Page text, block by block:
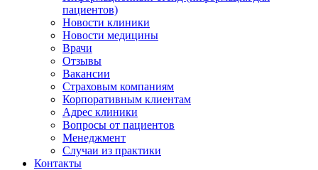
пациентов)
Новости клиники
Новости медицины
Врачи
Отзывы
Вакансии
Страховым компаниям
Корпоративным клиентам
Адрес клиники
Вопросы от пациентов
Менеджмент
Случаи из практики
Контакты